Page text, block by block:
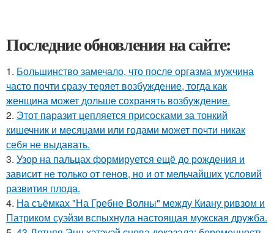
Последние обновления на сайте:
1. Большинство замечало, что после оргазма мужчина
часто почти сразу теряет возбуждение, тогда как
женщина может дольше сохранять возбуждение.
2. Этот паразит цепляется присосками за тонкий
кишечник и месяцами или годами может почти никак
себя не выдавать.
3. Узор на пальцах формируется ещё до рождения и
зависит не только от генов, но и от мельчайших условий
развития плода.
4. На съёмках "На Гребне Волны" между Киану ривзом и
Патриком суэйзи вспыхнула настоящая мужская дружба.